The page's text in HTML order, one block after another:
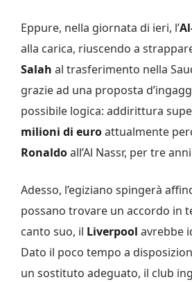
Eppure, nella giornata di ieri, l’
alla carica, riuscendo a
Salah al trasferimento nella
grazie ad una proposta
possibile logica: addirittura
milioni di euroattualmente
Ronaldoall’Al Nassr, per tre
Adesso, l’egiziano spingerà
possano trovare un accordo in
canto suo, il Liverpool avrebbe
Dato il poco tempo a
un sostituto adeguato, il club